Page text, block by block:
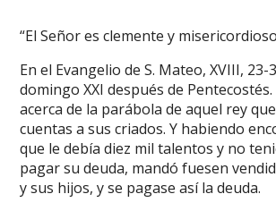
“El Señor es clemente y
En el Evangelio de S. Mateo, XVIII, 23-
domingo XXI después de
acerca de la parábola de aquel rey
cuentas a sus criados. Y habiendo
que le debía diez mil talentos y no
pagar su deuda, mandó fuesen
y sus hijos, y se pagase así la deuda.